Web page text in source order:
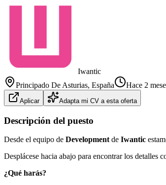
Iwantic
Principado De Asturias, España Hace 2
Aplicar Adapta mi CV a esta oferta
Descripción del puesto
Desde el equipo de Development de Iwantic
Desplácese hacia abajo para encontrar los detalles
¿Qué harás?